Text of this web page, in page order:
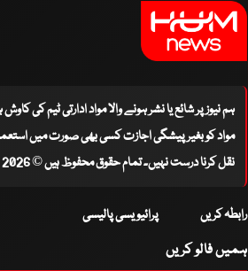
ہم نیوز پر شائع یا نشر ہونے والا مواد ادارتی ٹیم کی
مواد کو بغیر پیشگی اجازت کسی بھی صورت میں
نقل کرنا درست نہیں۔ تمام حقوق محفوظ ہیں © 2026
رابطہ کریں پرائیویسی پالیسی
ہمیں فالو کریں